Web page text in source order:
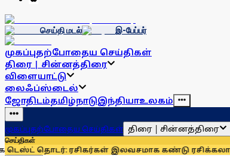
செய்தி மடல் இ-பேப்பர்
முகப்புதற்போதைய செய்திகள்
திரை | சின்னத்திரை
விளையாட்டு
லைஃப்ஸ்டைல்
ஜோதிடம்தமிழ்நாடுஇந்தியாஉலகம்
முகப்புதற்போதைய செய்திகள் திரை | சின்னத்திரை
செய்திகள்
ரசிகர்கள் இலவசமாக கண்டு ரசிக்கலாம்!